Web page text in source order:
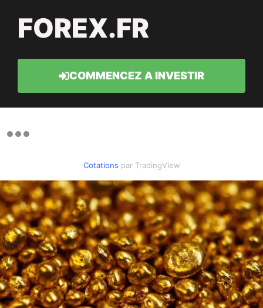
FOREX.FR
COMMENCEZ A INVESTIR
Cotations par TradingView